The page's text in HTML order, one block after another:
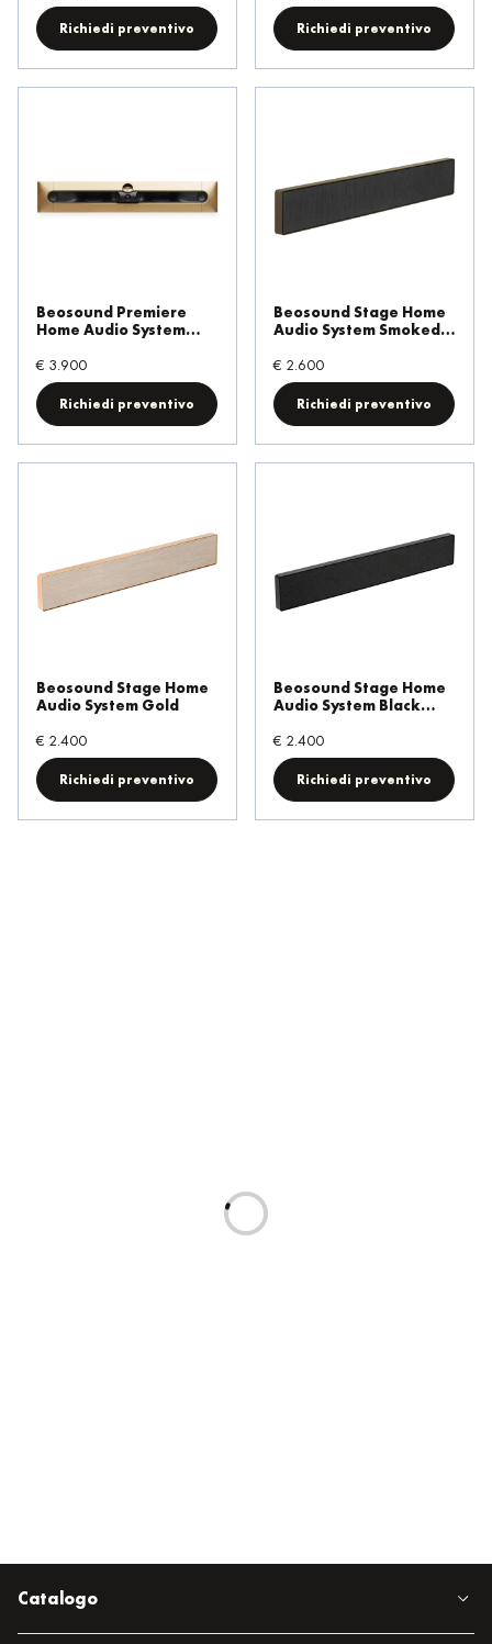
Richiedi preventivo Richiedi preventivo
Beosound Premiere
Home Audio System
€ 3.900
Richiedi preventivo
Beosound Stage Home
Audio System Smoked
€ 2.600
Richiedi preventivo
Beosound Stage Home
Audio System Gold
€ 2.400
Richiedi preventivo
Beosound Stage Home
Audio System Black
€ 2.400
Richiedi preventivo
Catalogo